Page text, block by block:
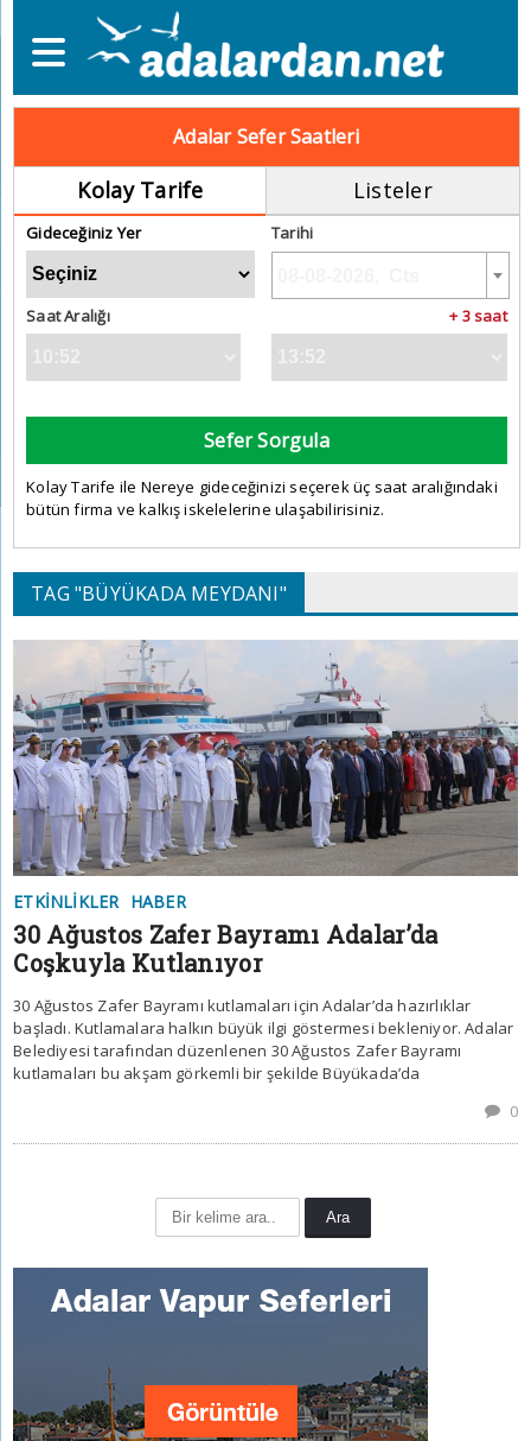
Adalar Sefer Saatleri
Kolay Tarife Listeler
Gideceğiniz Yer Tarihi
Saat Aralığı + 3 saat
Sefer Sorgula
Kolay Tarife ile Nereye gideceğinizi seçerek üç saat aralığındaki
bütün firma ve kalkış iskelelerine ulaşabilirisiniz.
TAG "BÜYÜKADA MEYDANI"
ETKINLIKLER HABER
30 Ağustos Zafer Bayramı Adalar’da
Coşkuyla Kutlanıyor
30 Ağustos Zafer Bayramı kutlamaları için Adalar’da hazırlıklar
başladı. Kutlamalara halkın büyük ilgi göstermesi bekleniyor. Adalar
Belediyesi tarafından düzenlenen 30 Ağustos Zafer Bayramı
kutlamaları bu akşam görkemli bir şekilde Büyükada’da
0